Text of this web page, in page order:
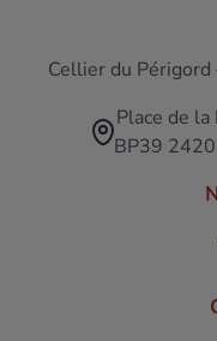
Cellier du
Place de
BP39